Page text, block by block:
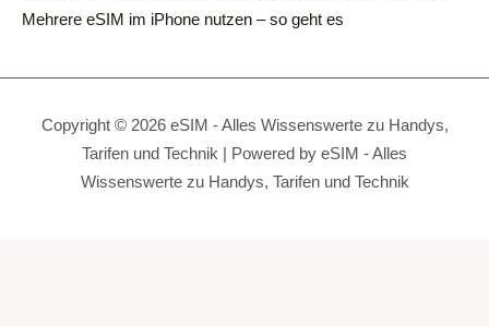
Mehrere eSIM im iPhone nutzen – so geht es
Copyright © 2026 eSIM - Alles Wissenswerte zu Handys,
Tarifen und Technik | Powered by eSIM - Alles
Wissenswerte zu Handys, Tarifen und Technik